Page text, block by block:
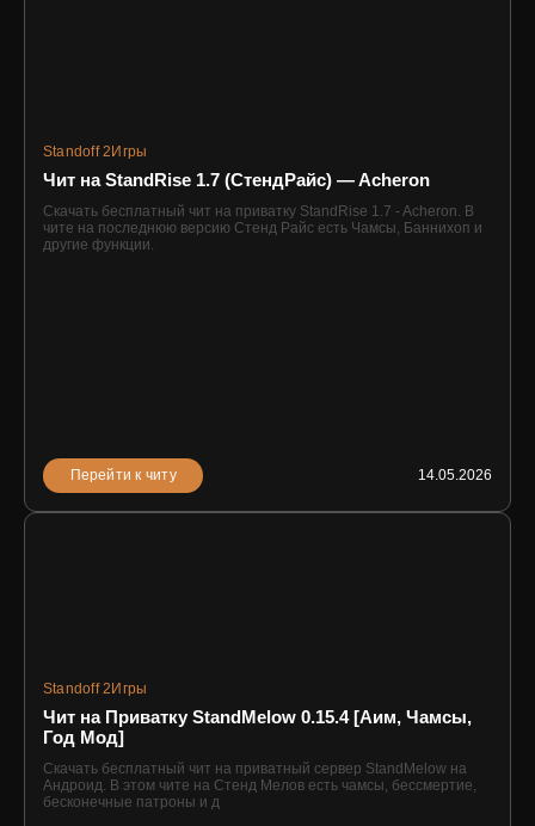
Standoff 2 Игры
Чит на StandRise 1.7 (СтендРайс) — Acheron
Скачать бесплатный чит на приватку StandRise 1.7 - Acheron. В
чите на последнюю версию Стенд Райс есть Чамсы, Баннихоп и
другие функции.
Перейти к читу 14.05.2026
Standoff 2 Игры
Чит на Приватку StandMelow 0.15.4 [Аим, Чамсы,
Год Мод]
Скачать бесплатный чит на приватный сервер StandMelow на
Андроид. В этом чите на Стенд Мелов есть чамсы, бессмертие,
бесконечные патроны и д